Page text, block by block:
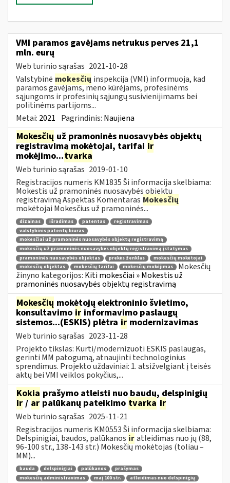
VMI paramos gavėjams netrukus perves 21,1
mln. eurų
Web turinio sąrašas 2021-10-28
Valstybinė mokesčių inspekcija (VMI) informuoja, kad
paramos gavėjams, meno kūrėjams, profesinėms
sąjungoms ir profesinių sąjungų susivienijimams bei
politinėms partijoms...
Metai: 2021 Pagrindinis: Naujiena
Mokesčių už pramoninės nuosavybės objektų
registravimą mokėtojai, tarifai ir
mokėjimo...tvarka
Web turinio sąrašas 2019-01-10
Registracijos numeris KM1835 Ši informacija skelbiama:
Mokestis už pramoninės nuosavybės objektų
registravimą Aspektas Komentaras Mokesčių
mokėtojai Mokesčius už pramoninės...
dizainas išradimas patentas
registravimas
valstybinis patentų biuras
mokesčiai už pramoninės nuosavybės objektų registravimą
mokesčių už pramoninės nuosavybės objektų registravimą įstatymas
pramoninės nuosavybės objektas
prekės ženklas
mokesčių mokėtojai
mokesčių objektas
mokesčių tarifai mokesčių mokėjimas
Mokesčių
žinyno kategorijos: Kiti mokesčiai » Mokestis už
pramoninės nuosavybės objektų registravimą
Mokesčių mokėtojų elektroninio švietimo,
konsultavimo ir informavimo paslaugų
sistemos...(ESKIS) plėtra ir modernizavimas
Web turinio sąrašas 2023-11-28
Projekto tikslas: Kurti/modernizuoti ESKIS paslaugas,
gerinti MM patogumą, atnaujinti technologinius
sprendimus. Projekto uždaviniai: 1. atsižvelgiant į teisės
aktų bei VMI veiklos pokyčius,...
Kokia prašymo atleisti nuo baudų, delspinigių
ir/ar palūkanų pateikimo tvarka ir
Web turinio sąrašas 2025-11-21
Registracijos numeris KM0553 Ši informacija skelbiama:
Delspinigiai, baudos, palūkanos iratleidimas nuo jų (88,
96-100 str., 138-143 str.) Mokesčių mokėtojas (toliau –
MM)...
bauda delspinigiai palūkanos
prašymas
mokesčių administravimas
maį 100 str.
atleidimas nuo delspinigių